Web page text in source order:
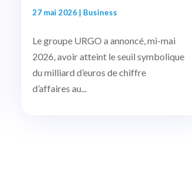
27 mai 2026| Business
Le groupe URGO a annoncé, mi-mai
2026, avoir atteint le seuil symbolique
du milliard d’euros de chiffre
d’affaires au...